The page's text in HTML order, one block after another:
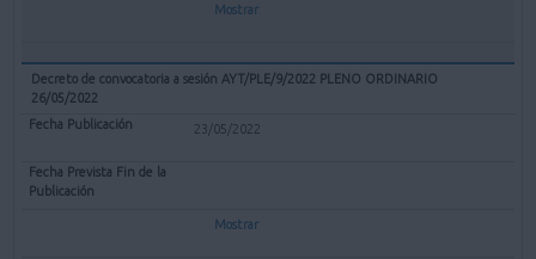
Mostrar
Decreto de convocatoria a sesión AYT/PLE/9/2022 PLENO ORDINARIO
26/05/2022
23/05/2022
Mostrar